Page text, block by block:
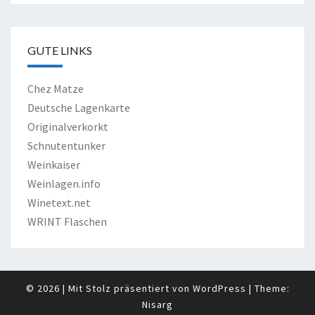
GUTE LINKS
Chez Matze
Deutsche Lagenkarte
Originalverkorkt
Schnutentunker
Weinkaiser
Weinlagen.info
Winetext.net
WRINT Flaschen
© 2026 | Mit Stolz präsentiert von WordPress | Theme:
Nisarg